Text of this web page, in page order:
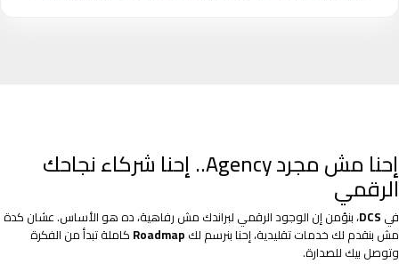
إحنا مش مجرد Agency.. إحنا شركاء نجاحك
الرقمي
في DCS، بنؤمن إن الوجود الرقمي لبراندك مش رفاهية، ده هو الأساس. عشان كدة
مش بنقدم لك خدمات تقليدية، إحنا بنرسم لك Roadmap كاملة تبدأ من الفكرة
وتوصل بيك للصدارة.